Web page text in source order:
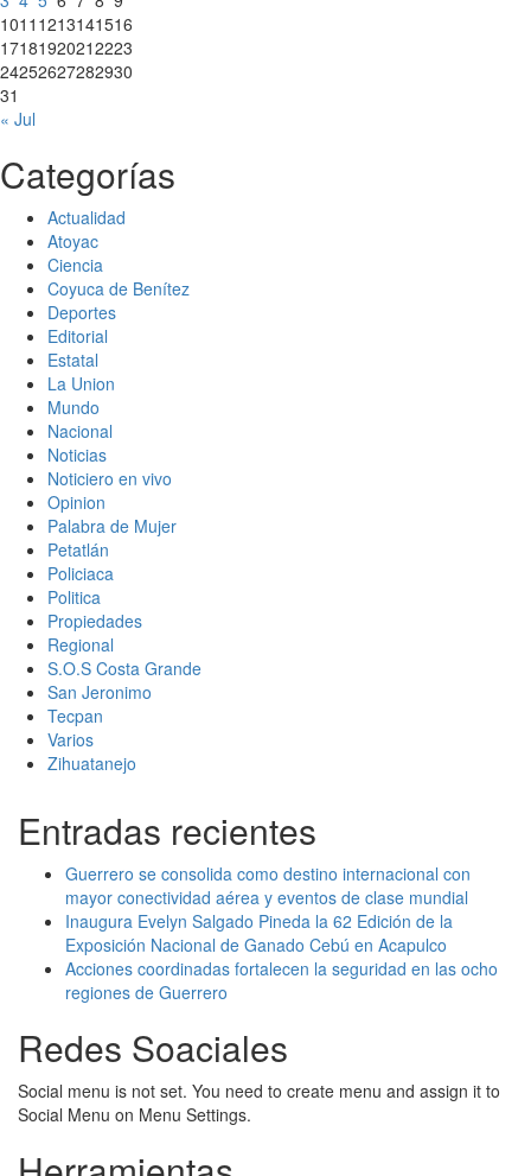
1011 1213141516
17181920212223
24252627282930
31
« Jul
Categorías
Actualidad
Atoyac
Ciencia
Coyuca de Benítez
Deportes
Editorial
Estatal
La Union
Mundo
Nacional
Noticias
Noticiero en vivo
Opinion
Palabra de Mujer
Petatlán
Policiaca
Politica
Propiedades
Regional
S.O.S Costa Grande
San Jeronimo
Tecpan
Varios
Zihuatanejo
Entradas recientes
Guerrero se consolida como destino internacional con
mayor conectividad aérea y eventos de clase mundial
Inaugura Evelyn Salgado Pineda la 62 Edición de la
Exposición Nacional de Ganado Cebú en Acapulco
Acciones coordinadas fortalecen la seguridad en las ocho
regiones de Guerrero
Redes Soaciales
Social menu is not set. You need to create menu and assign it to
Social Menu on Menu Settings.